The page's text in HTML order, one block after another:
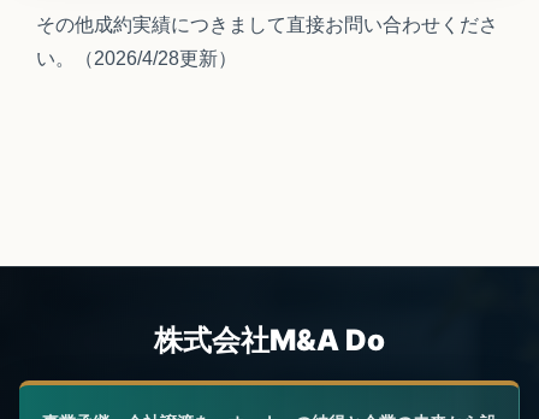
その他成約実績につきまして直接お問い合わせくださ
い。（2026/4/28更新）